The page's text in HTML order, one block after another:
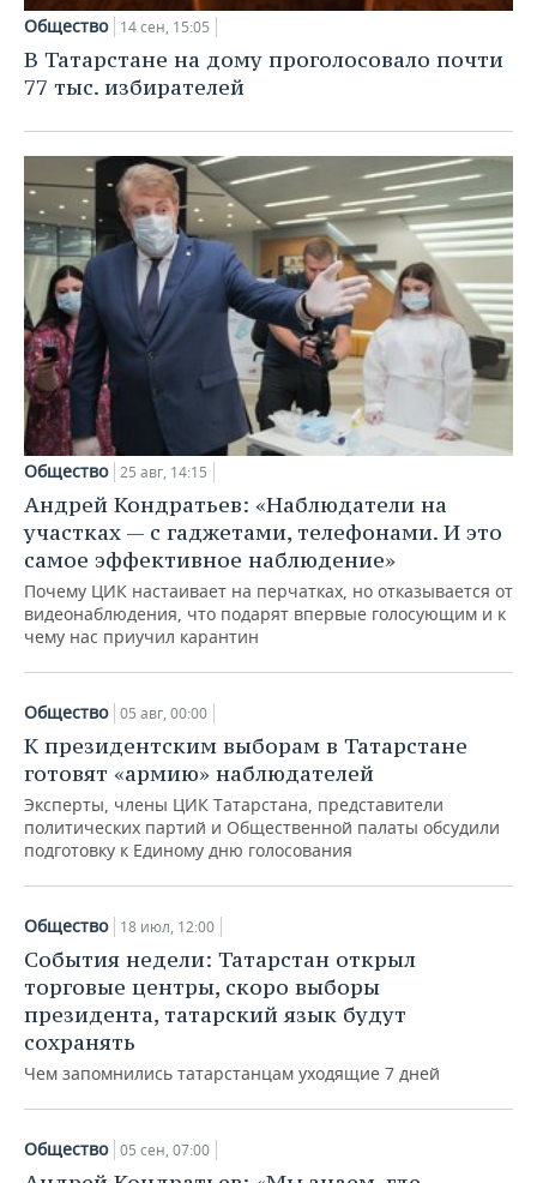
Общество 14 сен, 15:05
В Татарстане на дому проголосовало почти
77 тыс. избирателей
Общество 25 авг, 14:15
Андрей Кондратьев: «Наблюдатели на
участках — с гаджетами, телефонами. И это
самое эффективное наблюдение»
Почему ЦИК настаивает на перчатках, но отказывается от
видеонаблюдения, что подарят впервые голосующим и к
чему нас приучил карантин
Общество 05 авг, 00:00
К президентским выборам в Татарстане
готовят «армию» наблюдателей
Эксперты, члены ЦИК Татарстана, представители
политических партий и Общественной палаты обсудили
подготовку к Единому дню голосования
Общество 18 июл, 12:00
События недели: Татарстан открыл
торговые центры, скоро выборы
президента, татарский язык будут
сохранять
Чем запомнились татарстанцам уходящие 7 дней
Общество 05 сен, 07:00